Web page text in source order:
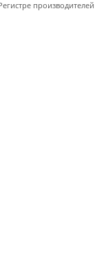
производителей